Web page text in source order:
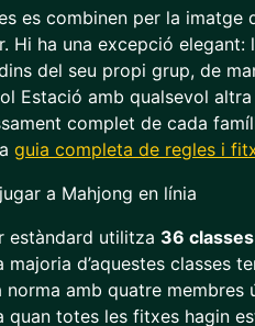
es combinen per la imatge
Hi ha una excepció
del seu propi grup, de
Estació amb qualsevol
complet de cada
guia completa de regles i
estàndard utilitza 36
majoria d’aquestes classes
norma amb quatre membres
quan totes les fitxes hagin